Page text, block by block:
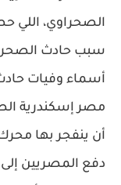
الصحراوي، اللي
سبب حادث
أسماء وفيات
مصر إسكندرية
أن ينفجر بها
دفع المصريين